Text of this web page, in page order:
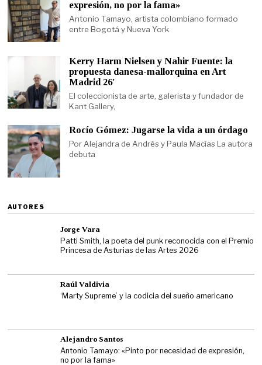
expresión, no por la fama»
Antonio Tamayo, artista colombiano formado
entre Bogotá y Nueva York
Kerry Harm Nielsen y Nahir Fuente: la
propuesta danesa-mallorquina en Art
Madrid 26′
El coleccionista de arte, galerista y fundador de
Kant Gallery,
Rocío Gómez: Jugarse la vida a un órdago
Por Alejandra de Andrés y Paula Macías La autora
debuta
AUTORES
Jorge Vara
Patti Smith, la poeta del punk reconocida con el Premio
Princesa de Asturias de las Artes 2026
Raúl Valdivia
‘Marty Supreme’ y la codicia del sueño americano
Alejandro Santos
Antonio Tamayo: «Pinto por necesidad de expresión,
no por la fama»